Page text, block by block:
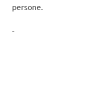
persone.
-